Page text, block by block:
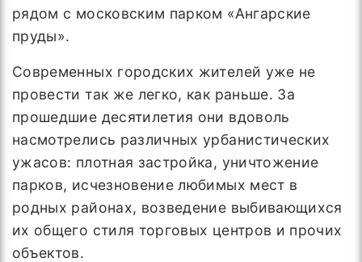
рядом с московским парком «Ангарские
пруды».
Современных городских жителей уже не
провести так же легко, как раньше. За
прошедшие десятилетия они вдоволь
насмотрелись различных урбанистических
ужасов: плотная застройка, уничтожение
парков, исчезновение любимых мест в
родных районах, возведение выбивающихся
их общего стиля торговых центров и прочих
объектов.